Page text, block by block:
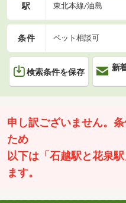
駅 東北本線/油島
条件 ペット相談可
検索条件を保存
新
申し訳ございません。
ため
以下は「石越駅と花泉
ます。